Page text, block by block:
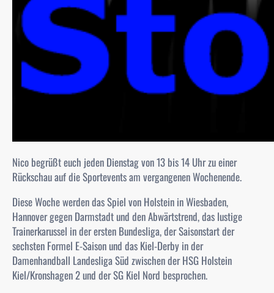
Nico begrüßt euch jeden Dienstag von 13 bis 14 Uhr zu einer
Rückschau auf die Sportevents am vergangenen Wochenende.
Diese Woche werden das Spiel von Holstein in Wiesbaden,
Hannover gegen Darmstadt und den Abwärtstrend, das lustige
Trainerkarussel in der ersten Bundesliga, der Saisonstart der
sechsten Formel E-Saison und das Kiel-Derby in der
Damenhandball Landesliga Süd zwischen der HSG Holstein
Kiel/Kronshagen 2 und der SG Kiel Nord besprochen.